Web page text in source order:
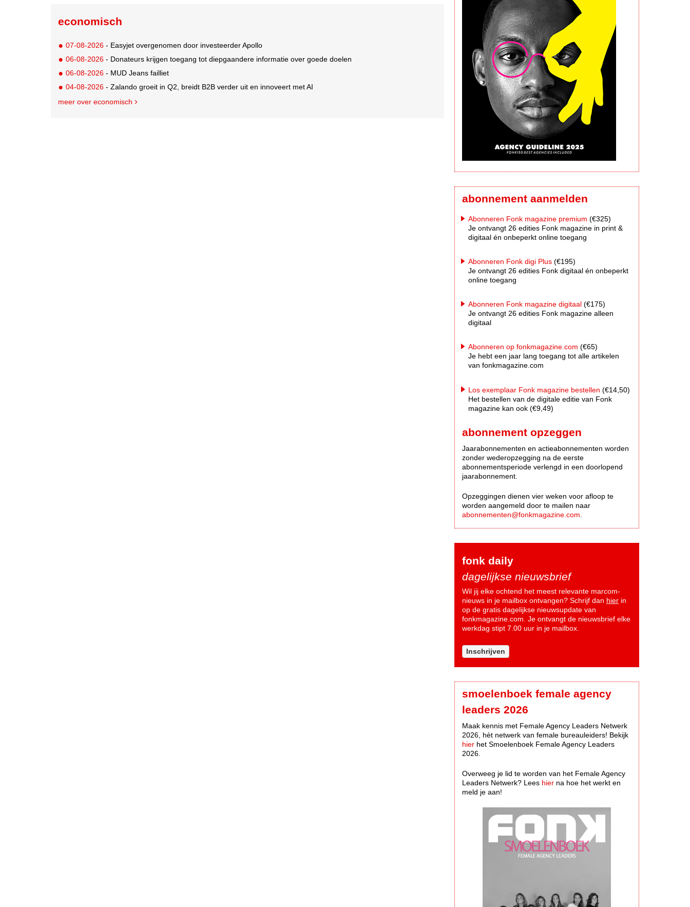
economisch
07-08-2026 - Easyjet overgenomen door investeerder Apollo
06-08-2026 - Donateurs krijgen toegang tot diepgaandere informatie over goede doelen
06-08-2026 - MUD Jeans failliet
04-08-2026 - Zalando groeit in Q2, breidt B2B verder uit en innoveert met AI
meer over economisch
abonnement aanmelden
Abonneren Fonk magazine premium (€325)
Je ontvangt 26 edities Fonk magazine in print &
digitaal én onbeperkt online toegang
Abonneren Fonk digi Plus (€195)
Je ontvangt 26 edities Fonk digitaal én onbeperkt
online toegang
Abonneren Fonk magazine digitaal (€175)
Je ontvangt 26 edities Fonk magazine alleen
digitaal
Abonneren op fonkmagazine.com (€65)
Je hebt een jaar lang toegang tot alle artikelen
van fonkmagazine.com
Los exemplaar Fonk magazine bestellen (€14,50)
Het bestellen van de digitale editie van Fonk
magazine kan ook (€9,49)
abonnement opzeggen
Jaarabonnementen en actieabonnementen worden
zonder wederopzegging na de eerste
abonnementsperiode verlengd in een doorlopend
jaarabonnement.
Opzeggingen dienen vier weken voor afloop te
worden aangemeld door te mailen naar
abonnementen@fonkmagazine.com
fonk daily
dagelijkse nieuwsbrief
Wil jij elke ochtend het meest relevante marcom-
nieuws in je mailbox ontvangen? Schrijf dan hier in
op de gratis dagelijkse nieuwsupdate van
fonkmagazine.com. Je ontvangt de nieuwsbrief elke
werkdag stipt 7.00 uur in je mailbox.
Inschrijven
smoelenboek female agency
leaders 2026
Maak kennis met Female Agency Leaders Netwerk
2026, hèt netwerk van female bureauleiders! Bekijk
hier het Smoelenboek Female Agency Leaders
2026.
Overweeg je lid te worden van het Female Agency
Leaders Netwerk? Lees hier na hoe het werkt en
meld je aan!